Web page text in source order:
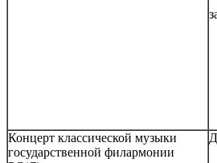
Концерт классической музыки
государственной филармонии